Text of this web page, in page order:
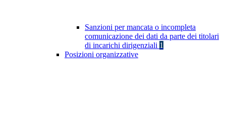
Sanzioni per mancata o incompleta
comunicazione dei dati da parte dei titolari
di incarichi dirigenziali 1
Posizioni organizzative